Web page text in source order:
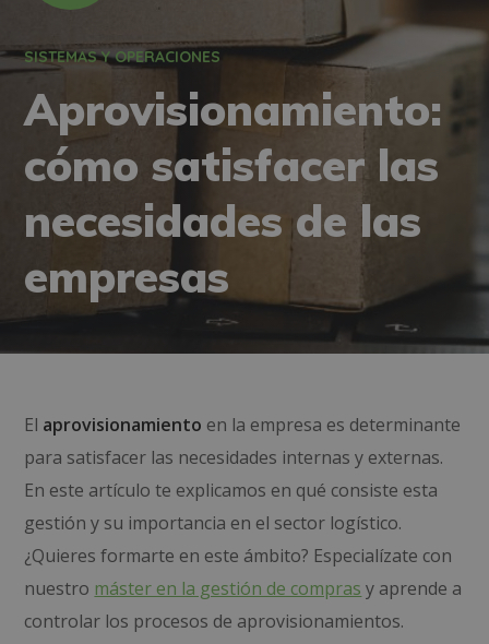
SISTEMAS Y OPERACIONES
Aprovisionamiento:
cómo satisfacer las
necesidades de las
empresas
El aprovisionamiento en la empresa es determinante
para satisfacer las necesidades internas y externas.
En este artículo te explicamos en qué consiste esta
gestión y su importancia en el sector logístico.
¿Quieres formarte en este ámbito? Especialízate con
nuestro máster en la gestión de compras y aprende a
controlar los procesos de aprovisionamientos.